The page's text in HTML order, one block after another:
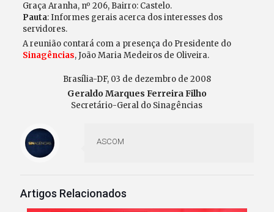
Graça Aranha, nº 206, Bairro: Castelo.
Pauta: Informes gerais acerca dos interesses dos
servidores.
A reunião contará com a presença do Presidente do
Sinagências, João Maria Medeiros de Oliveira.
Brasília-DF, 03 de dezembro de 2008
Geraldo Marques Ferreira Filho
Secretário-Geral do Sinagências
ASCOM
Artigos Relacionados